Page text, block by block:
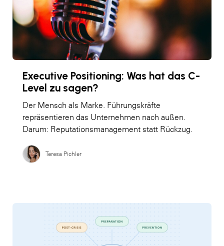
Executive Positioning: Was hat das C-
Level zu sagen?
Der Mensch als Marke. Führungskräfte
repräsentieren das Unternehmen nach außen.
Darum: Reputationsmanagement statt Rückzug.
Teresa Pichler